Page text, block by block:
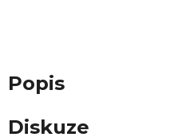
Popis
Diskuze